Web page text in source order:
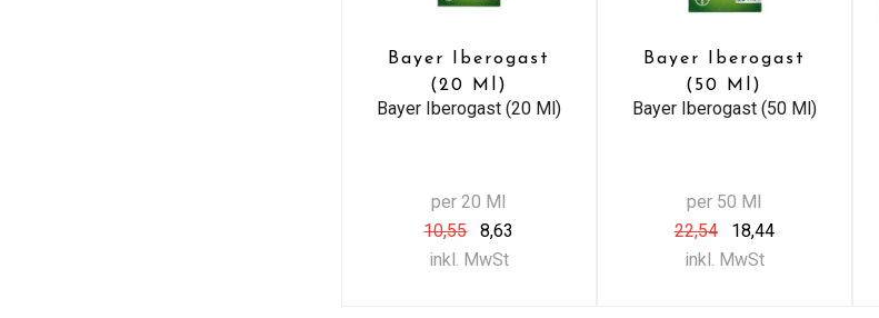
Bayer Iberogast
(20 Ml)
Bayer Iberogast (20 Ml)
per 20 Ml
10,55
8,63
inkl. MwSt
Bayer Iberogast
(50 Ml)
Bayer Iberogast (50 Ml)
per 50 Ml
22,54
18,44
inkl. MwSt